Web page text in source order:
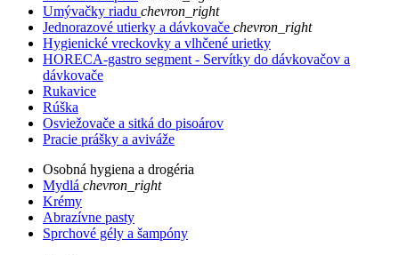
Umývačky riadu chevron_right
Jednorazové utierky a dávkovače chevron_right
Hygienické vreckovky a vlhčené urietky
HORECA-gastro segment - Servítky do dávkovačov a
dávkovače
Rukavice
Rúška
Osviežovače a sitká do pisoárov
Pracie prášky a aviváže
Osobná hygiena a drogéria
Mydlá chevron_right
Krémy
Abrazívne pasty
Sprchové gély a šampóny